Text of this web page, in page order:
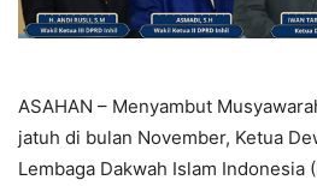
ASAHAN – Menyambut
jatuh di bulan November, Ketua
Lembaga Dakwah Islam Indonesia